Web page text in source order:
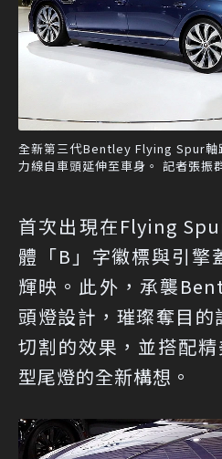
全新第三代Bentley Flying Spur軸
力線自車頭延伸至車身。 記者張振
首次出現在Flying
體「B」字徽標與引擎
輝映。此外，承襲
頭燈設計，璀璨奪目
切割的效果，並搭配精
型尾燈的全新構想。